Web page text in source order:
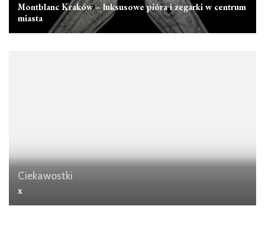
Montblanc Kraków – luksusowe pióra i zegarki w centrum
miasta
Ciekawostki
x